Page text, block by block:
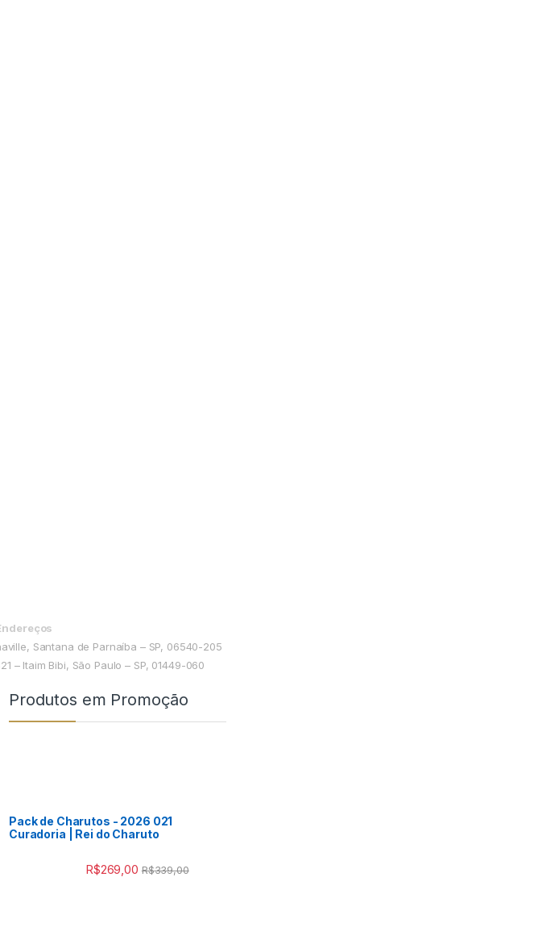
Santana de Parnaíba – SP, 06540-205
– Itaim Bibi, São Paulo – SP, 01449-060
Produtos em Promoção
Pack de Charutos - 2026 021
Curadoria | Rei do Charuto
R$269,00 R$339,00